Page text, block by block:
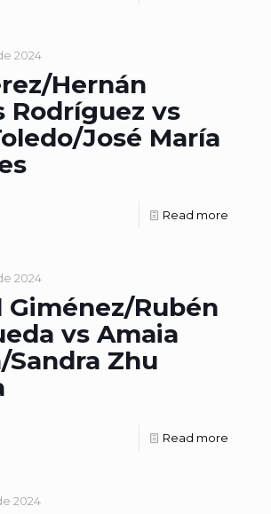
2024
Hernán
Rodríguez vs
José María
Read more
2024
Giménez/Rubén
vs Amaia
Sandra Zhu
Read more
2024